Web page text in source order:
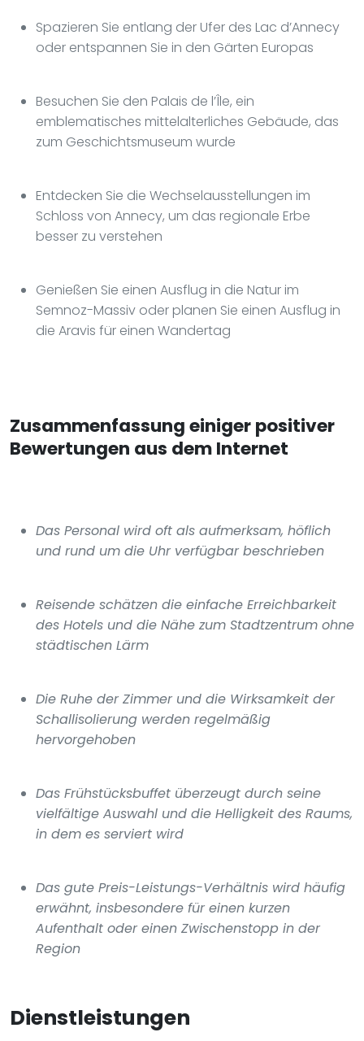
Spazieren Sie entlang der Ufer des Lac d’Annecy
oder entspannen Sie in den Gärten Europas
Besuchen Sie den Palais de l’Île, ein
emblematisches mittelalterliches Gebäude, das
zum Geschichtsmuseum wurde
Entdecken Sie die Wechselausstellungen im
Schloss von Annecy, um das regionale Erbe
besser zu verstehen
Genießen Sie einen Ausflug in die Natur im
Semnoz-Massiv oder planen Sie einen Ausflug in
die Aravis für einen Wandertag
Zusammenfassung einiger positiver
Bewertungen aus dem Internet
Das Personal wird oft als aufmerksam, höflich
und rund um die Uhr verfügbar beschrieben
Reisende schätzen die einfache Erreichbarkeit
des Hotels und die Nähe zum Stadtzentrum ohne
städtischen Lärm
Die Ruhe der Zimmer und die Wirksamkeit der
Schallisolierung werden regelmäßig
hervorgehoben
Das Frühstücksbuffet überzeugt durch seine
vielfältige Auswahl und die Helligkeit des Raums,
in dem es serviert wird
Das gute Preis-Leistungs-Verhältnis wird häufig
erwähnt, insbesondere für einen kurzen
Aufenthalt oder einen Zwischenstopp in der
Region
Dienstleistungen